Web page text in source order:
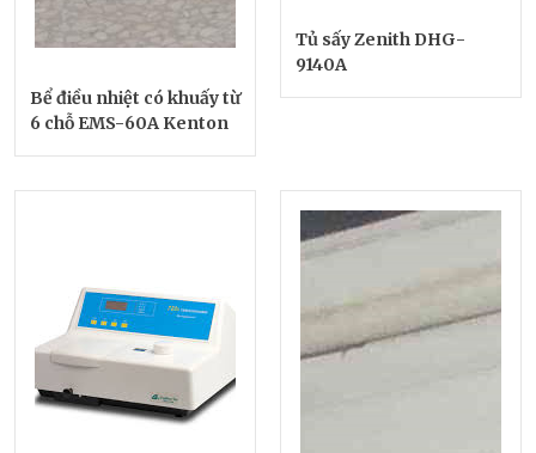
Bể điều nhiệt có khuấy từ
6 chỗ EMS-60A Kenton
Tủ sấy Zenith DHG-
9140A